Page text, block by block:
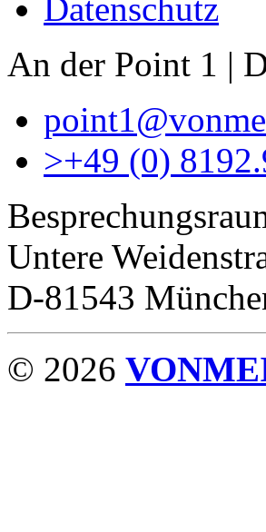
Datenschutz
An der Point 1 |
>+49 (0)
Untere
D-81543
© 2026